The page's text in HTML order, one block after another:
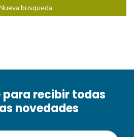
busqueda
recibir todas
novedades